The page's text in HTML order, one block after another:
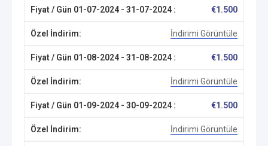
€1.500
İndirimi Görüntüle
€1.500
İndirimi Görüntüle
€1.500
İndirimi Görüntüle